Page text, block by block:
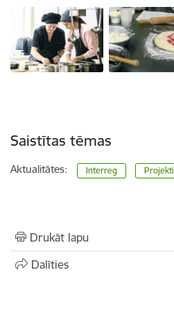
Saistītas tēmas
Aktualitātes: Interreg Projekti
Drukāt lapu
Dalīties